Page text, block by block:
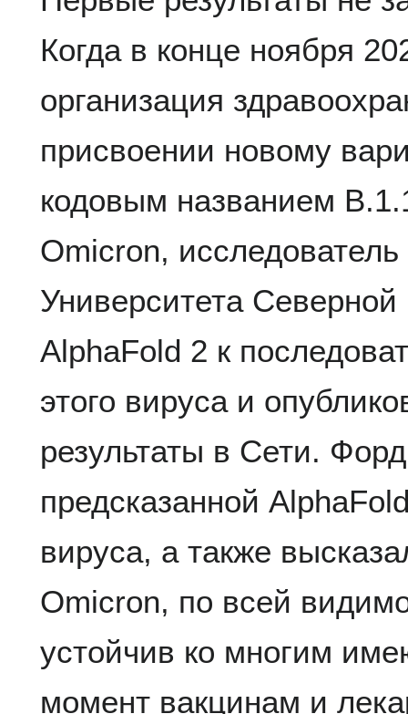
Когда в конце ноября
организация
присвоении новому
кодовым названием
Omicron,
Университета
AlphaFold 2 к
этого вируса и
результаты в Сети.
предсказанной
вируса, а также
Omicron, по всей
устойчив ко многим
момент вакцинам и